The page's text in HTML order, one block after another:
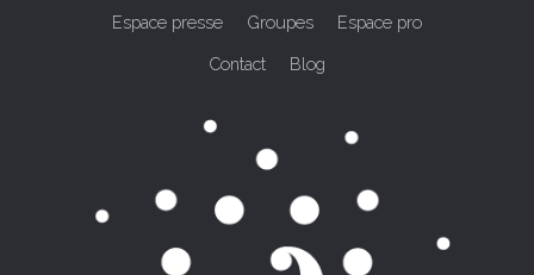
Espace presse Groupes Espace pro
Contact Blog